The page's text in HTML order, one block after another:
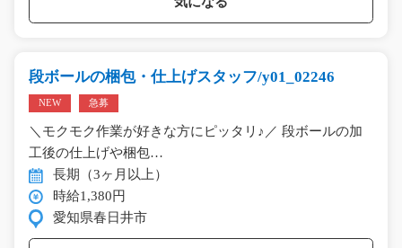
段ボールの梱包・仕上げスタッフ/y01_02246
NEW 急募
＼モクモク作業が好きな方にピッタリ♪／ 段ボールの加
工後の仕上げや梱包…
長期（3ヶ月以上）
時給1,380円
愛知県春日井市